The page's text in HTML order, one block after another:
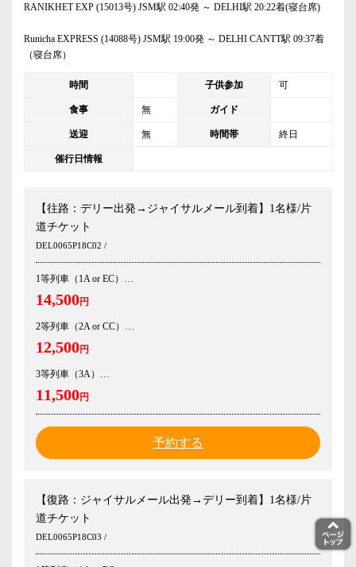
RANIKHET EXP (15013号) JSM駅 02:40発 ～ DELHI駅 20:22着(寝台席)
Runicha EXPRESS (14088号) JSM駅 19:00発 ～ DELHI CANTT駅 09:37着
（寝台席）
時間 子供参加 可
食事 無 ガイド
送迎 無 時間帯 終日
催行日情報
【往路：デリー出発→ジャイサルメール到着】1名様/片
道チケット
DEL0065P18C02 /
1等列車（1A or EC）
14,500円
2等列車（2A or CC）
12,500円
3等列車（3A）
11,500円
予約する
【復路：ジャイサルメール出発→デリー到着】1名様/片
道チケット
DEL0065P18C03 /